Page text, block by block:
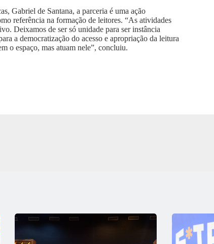
Gabriel de Santana, a parceria é uma ação
referência na formação de leitores. “As atividades
Deixamos de ser só unidade para ser instância
a democratização do acesso e apropriação da leitura
o espaço, mas atuam nele”, concluiu.